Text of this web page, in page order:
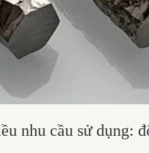
nhu cầu sử dụng: